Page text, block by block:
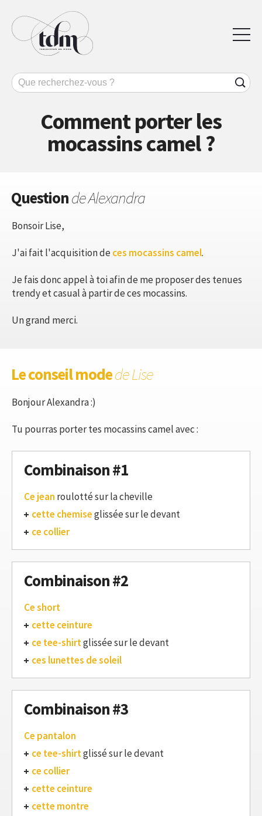
Comment porter les
mocassins camel ?
Questionde Alexandra
Bonsoir Lise,
J'ai fait l'acquisition deces mocassins camel.
Je fais donc appel à toi afin de me proposer des tenues
trendy et casual à partir de ces mocassins.
Un grand merci.
Le conseil modede Lise
Bonjour Alexandra :)
Tu pourras porter tes mocassins camel avec :
Combinaison #1
Ce jean roulotté sur la cheville
cette chemiseglissée sur le devant
ce collier
Combinaison #2
Ce short
cette ceinture
ce tee-shirtglissée sur le devant
ces lunettes de soleil
Combinaison #3
Ce pantalon
ce tee-shirtglissé sur le devant
ce collier
cette ceinture
cette montre